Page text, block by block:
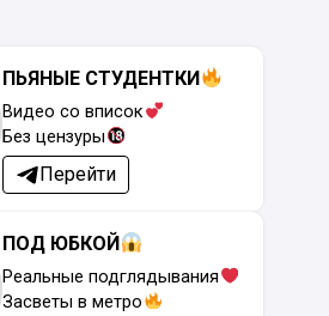
ПЬЯНЫЕ СТУДЕНТКИ
Видео со вписок
Без цензуры
Перейти
ПОД ЮБКОЙ
Реальные подглядывания
Засветы в метро